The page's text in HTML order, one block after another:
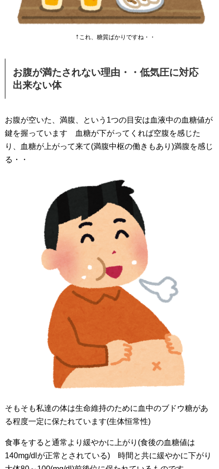
↑ これ、糖質ばかりですね・・
お腹が満たされない理由・・低気圧に対応
出来ない体
お腹が空いた、満腹、という1つの目安は血液中の血糖値が
鍵を握っています 血糖が下がってくれば空腹を感じた
り、血糖が上がって来て(満腹中枢の働きもあり)満腹を感じ
る・・
そもそも私達の体は生命維持のために血中のブドウ糖があ
る程度一定に保たれています(生体恒常性)
食事をすると通常より緩やかに上がり(食後の血糖値は
140mg/dlが正常とされている) 時間と共に緩やかに下がり